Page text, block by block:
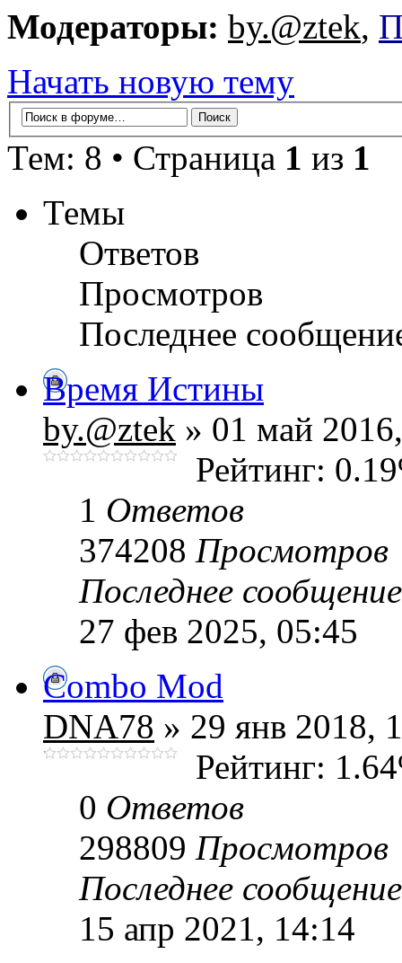
Модераторы: by.@ztek,
Начать новую тему
Тем: 8 • Страница 1 из 1
Темы
Ответов
Просмотров
Последнее
Время Истины
by.@ztek » 01 май
Рейтинг:
1 Ответов
374208 Просмотров
Последнее
27 фев 2025, 05:45
Combo Mod
DNA78 » 29 янв 2018,
Рейтинг:
0 Ответов
298809 Просмотров
Последнее
15 апр 2021, 14:14